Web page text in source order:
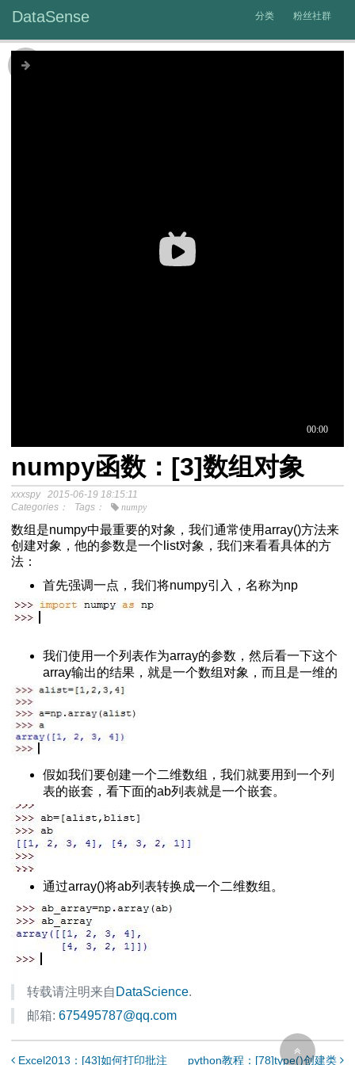
DataSense 分类 粉丝社群
介模
析SPSS视频教程
数组
取方法
数组
numpy函数：[3]数组对象
xxxspy
2015-06-19 18:15:11
Categories：
Tags： numpy
数组是numpy中最重要的对象，我们通常使用array()方法来
创建对象，他的参数是一个list对象，我们来看看具体的方
法：
首先强调一点，我们将numpy引入，名称为np
我们使用一个列表作为array的参数，然后看一下这个
array输出的结果，就是一个数组对象，而且是一维的
假如我们要创建一个二维数组，我们就要用到一个列
表的嵌套，看下面的ab列表就是一个嵌套。
通过array()将ab列表转换成一个二维数组。
转载请注明来自 DataScience.
邮箱: 675495787@qq.com
Excel2013：[43]如何打印批注 python教程：[78]type()创建类